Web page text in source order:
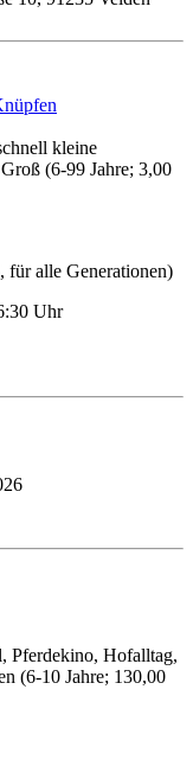
kleine
(6-99 Jahre; 3,00
für alle Generationen)
Uhr
Pferdekino, Hofalltag,
(6-10 Jahre; 130,00